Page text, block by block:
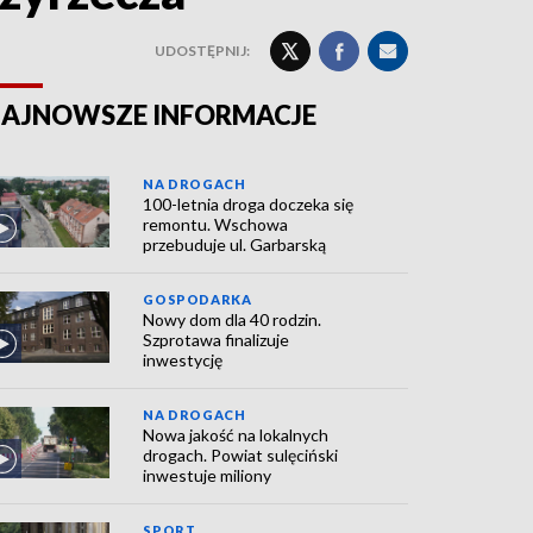
UDOSTĘPNIJ:
INFORMACJE
NA DROGACH
100-letnia droga doczeka się
remontu. Wschowa
przebuduje ul. Garbarską
GOSPODARKA
Nowy dom dla 40 rodzin.
Szprotawa finalizuje
inwestycję
NA DROGACH
Nowa jakość na lokalnych
drogach. Powiat sulęciński
inwestuje miliony